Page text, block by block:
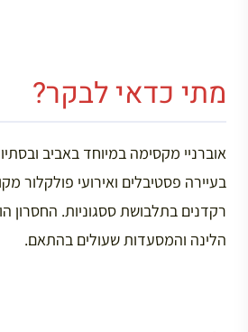
מתי כדאי לבקר?
אוברניי מקסימה במיוחד באביב
בעיירה פסטיבלים ואירועי פולקלור
רקדנים בתלבושת ססגוניות. החסרון
הלינה והמסעדות שעולים בהתאם.